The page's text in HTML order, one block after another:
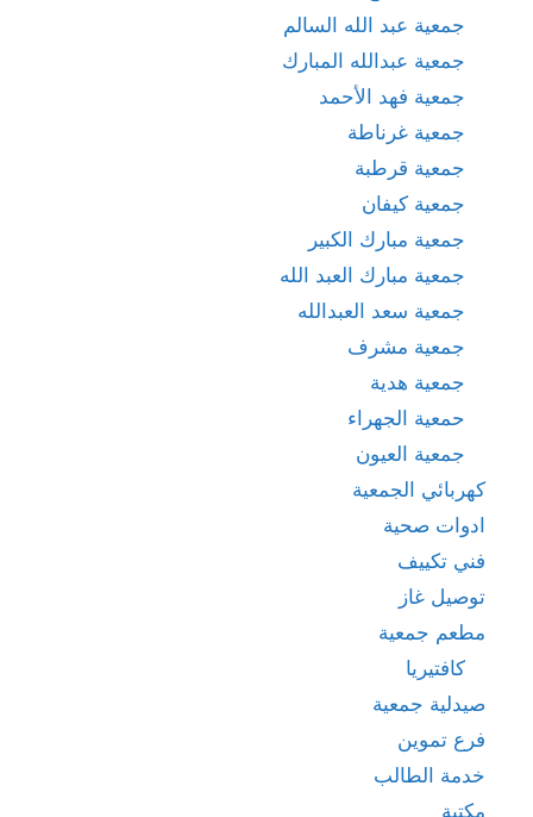
جمعية عبد الله السالم
جمعية عبدالله المبارك
جمعية فهد الأحمد
جمعية غرناطة
جمعية قرطبة
جمعية كيفان
جمعية مبارك الكبير
جمعية مبارك العبد الله
جمعية سعد العبدالله
جمعية مشرف
جمعية هدية
حمعية الجهراء
جمعية العيون
كهربائي الجمعية
ادوات صحية
فني تكييف
توصيل غاز
مطعم جمعية
كافتيريا
صيدلية جمعية
فرع تموين
خدمة الطالب
مكتبة